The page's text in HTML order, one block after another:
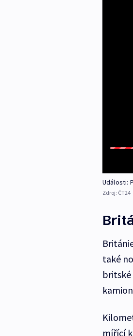
Události:
Zdroj: ČT24
také
britské
mířící